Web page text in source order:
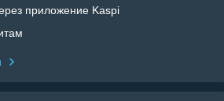
приложение Kaspi